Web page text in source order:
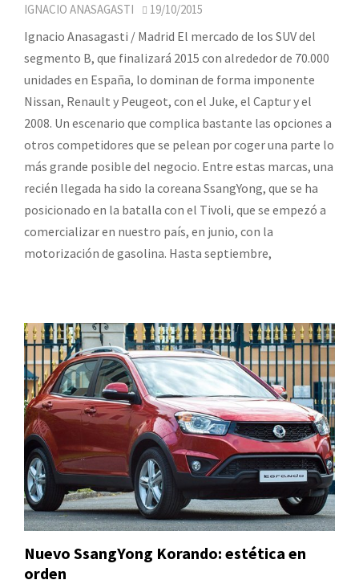
IGNACIO ANASAGASTI 19/10/2015
Ignacio Anasagasti / Madrid El mercado de los SUV del
segmento B, que finalizará 2015 con alrededor de 70.000
unidades en España, lo dominan de forma imponente
Nissan, Renault y Peugeot, con el Juke, el Captur y el
2008. Un escenario que complica bastante las opciones a
otros competidores que se pelean por coger una parte lo
más grande posible del negocio. Entre estas marcas, una
recién llegada ha sido la coreana SsangYong, que se ha
posicionado en la batalla con el Tivoli, que se empezó a
comercializar en nuestro país, en junio, con la
motorización de gasolina. Hasta septiembre,
Nuevo SsangYong Korando: estética en
orden